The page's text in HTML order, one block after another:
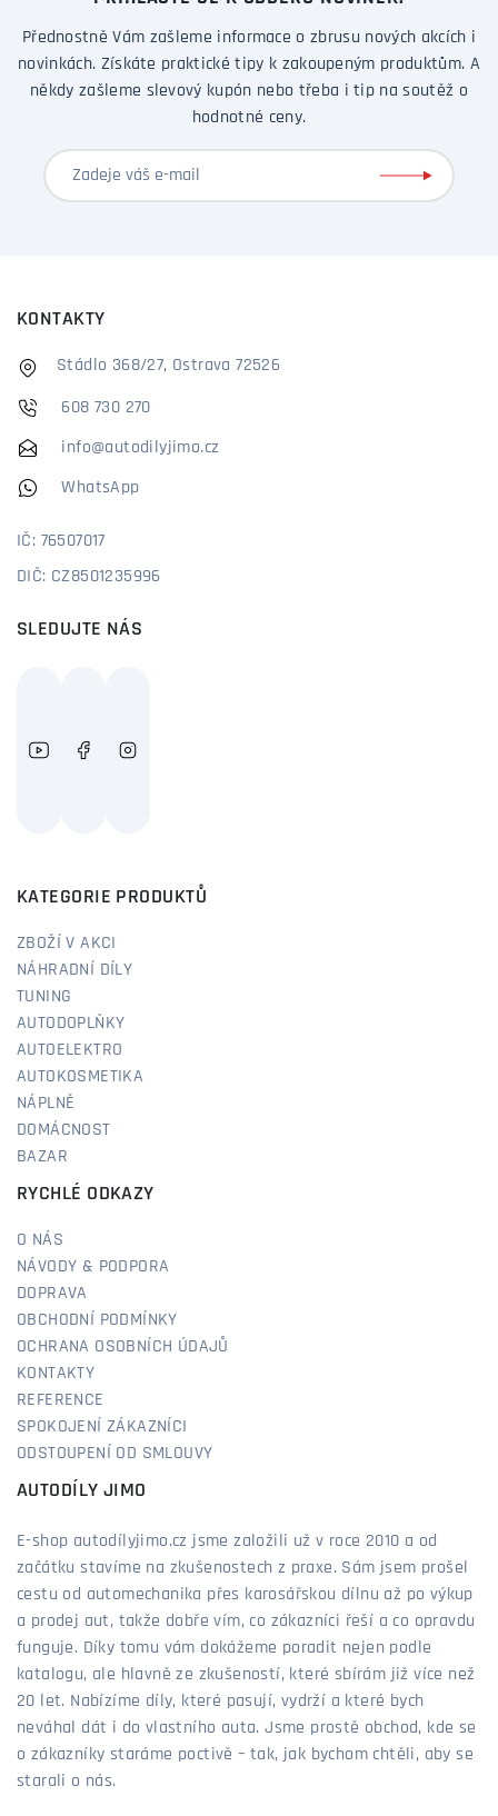
Přednostně Vám zašleme informace o zbrusu nových akcích i
novinkách. Získáte praktické tipy k zakoupeným produktům. A
někdy zašleme slevový kupón nebo třeba i tip na soutěž o
hodnotné ceny.
KONTAKTY
Stádlo 368/27, Ostrava 72526
608 730 270
info@autodilyjimo.cz
WhatsApp
IČ: 76507017
DIČ: CZ8501235996
SLEDUJTE NÁS
KATEGORIE PRODUKTŮ
ZBOŽÍ V AKCI
NÁHRADNÍ DÍLY
TUNING
AUTODOPLŇKY
AUTOELEKTRO
AUTOKOSMETIKA
NÁPLNĚ
DOMÁCNOST
BAZAR
RYCHLÉ ODKAZY
O NÁS
NÁVODY & PODPORA
DOPRAVA
OBCHODNÍ PODMÍNKY
OCHRANA OSOBNÍCH ÚDAJŮ
KONTAKTY
REFERENCE
SPOKOJENÍ ZÁKAZNÍCI
ODSTOUPENÍ OD SMLOUVY
AUTODÍLY JIMO
E-shop autodílyjimo.cz jsme založili už v roce 2010 a od
začátku stavíme na zkušenostech z praxe. Sám jsem prošel
cestu od automechanika přes karosářskou dílnu až po výkup
a prodej aut, takže dobře vím, co zákazníci řeší a co opravdu
funguje. Díky tomu vám dokážeme poradit nejen podle
katalogu, ale hlavně ze zkušeností, které sbírám již více než
20 let. Nabízíme díly, které pasují, vydrží a které bych
neváhal dát i do vlastního auta. Jsme prostě obchod, kde se
o zákazníky staráme poctivě – tak, jak bychom chtěli, aby se
starali o nás.